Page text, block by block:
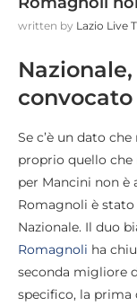
written by Lazio Live
Se c’è un dato
proprio quello che
per Mancini non è
Romagnoli è
Nazionale. Il duo
Romagnoli ha
seconda migliore
specifico, la